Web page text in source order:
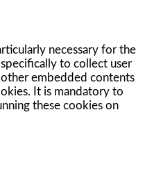
necessary for the
to collect user
other embedded contents
It is mandatory to
these cookies on